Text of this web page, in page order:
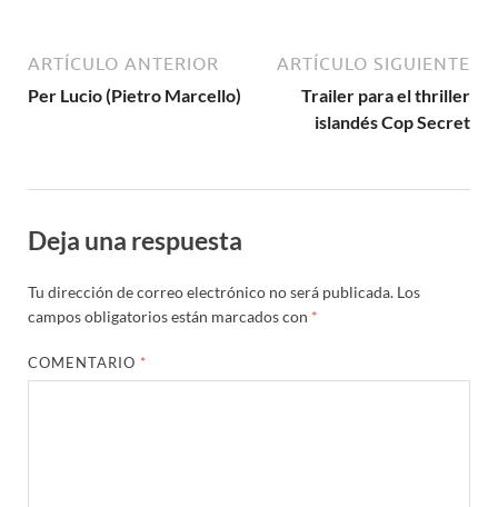
ARTÍCULO ANTERIOR
Per Lucio (Pietro Marcello)
ARTÍCULO SIGUIENTE
Trailer para el thriller
islandés Cop Secret
Deja una respuesta
Tu dirección de correo electrónico no será publicada. Los
campos obligatorios están marcados con *
COMENTARIO *